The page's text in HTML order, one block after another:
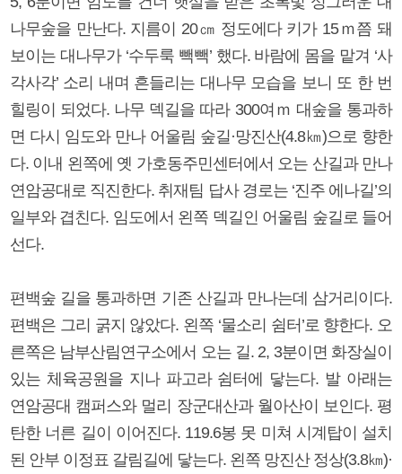
나무숲을 만난다. 지름이 20㎝ 정도에다 키가 15ｍ쯤 돼
보이는 대나무가 ‘수두룩 빽빽’ 했다. 바람에 몸을 맡겨 ‘사
각사각’ 소리 내며 흔들리는 대나무 모습을 보니 또 한 번
힐링이 되었다. 나무 덱길을 따라 300여ｍ 대숲을 통과하
면 다시 임도와 만나 어울림 숲길·망진산(4.8㎞)으로 향한
다. 이내 왼쪽에 옛 가호동주민센터에서 오는 산길과 만나
연암공대로 직진한다. 취재팀 답사 경로는 ‘진주 에나길’의
일부와 겹친다. 임도에서 왼쪽 덱길인 어울림 숲길로 들어
선다.
편백숲 길을 통과하면 기존 산길과 만나는데 삼거리이다.
편백은 그리 굵지 않았다. 왼쪽 ‘물소리 쉼터’로 향한다. 오
른쪽은 남부산림연구소에서 오는 길. 2, 3분이면 화장실이
있는 체육공원을 지나 파고라 쉼터에 닿는다. 발 아래는
연암공대 캠퍼스와 멀리 장군대산과 월아산이 보인다. 평
탄한 너른 길이 이어진다. 119.6봉 못 미쳐 시계탑이 설치
된 안부 이정표 갈림길에 닿는다. 왼쪽 망진산 정상(3.8㎞)·